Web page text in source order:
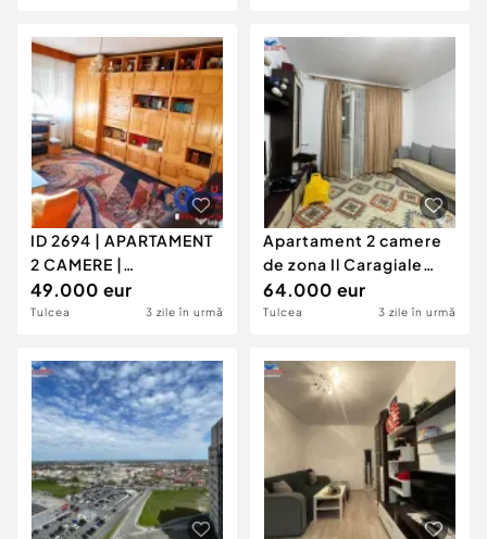
ID 2694 | APARTAMENT
2 CAMERE |
DECOMANDAT |
49.000 €
49.000 eur
Tulcea 3 zile în urmă
Apartament 2 camere
de zona Il Caragiale
Tulcea
64.000 eur
Tulcea 3 zile în urmă